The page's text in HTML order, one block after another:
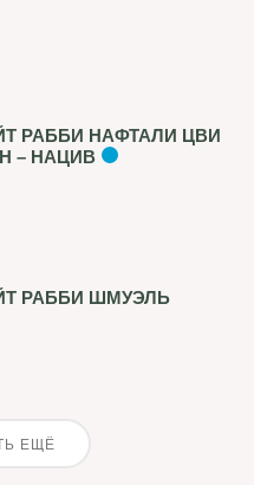
РАББИ НАФТАЛИ ЦВИ
– НАЦИВ
РАББИ ШМУЭЛЬ
ЕЩЁ